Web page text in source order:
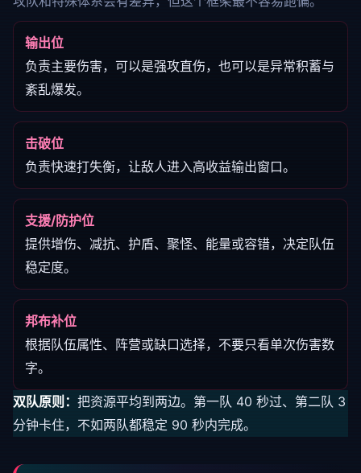
输出位
负责主要伤害，可以是强攻直伤，也可以是异常积蓄与
紊乱爆发。
击破位
负责快速打失衡，让敌人进入高收益输出窗口。
支援/防护位
提供增伤、减抗、护盾、聚怪、能量或容错，决定队伍
稳定度。
邦布补位
根据队伍属性、阵营或缺口选择，不要只看单次伤害数
字。
双队原则： 把资源平均到两边。第一队 40 秒过、第二队 3
分钟卡住，不如两队都稳定 90 秒内完成。